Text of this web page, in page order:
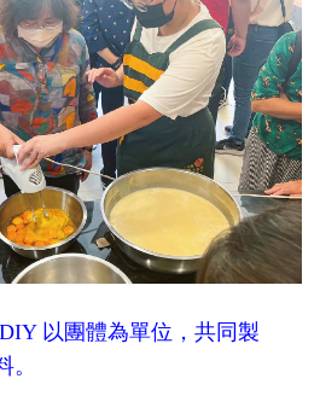
以團體為單位，共同製